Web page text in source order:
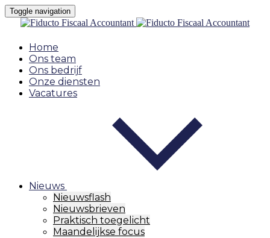
Toggle navigation
Home
Ons team
Ons bedrijf
Onze diensten
Vacatures
Nieuws
Nieuwsflash
Nieuwsbrieven
Praktisch toegelicht
Maandelijkse focus